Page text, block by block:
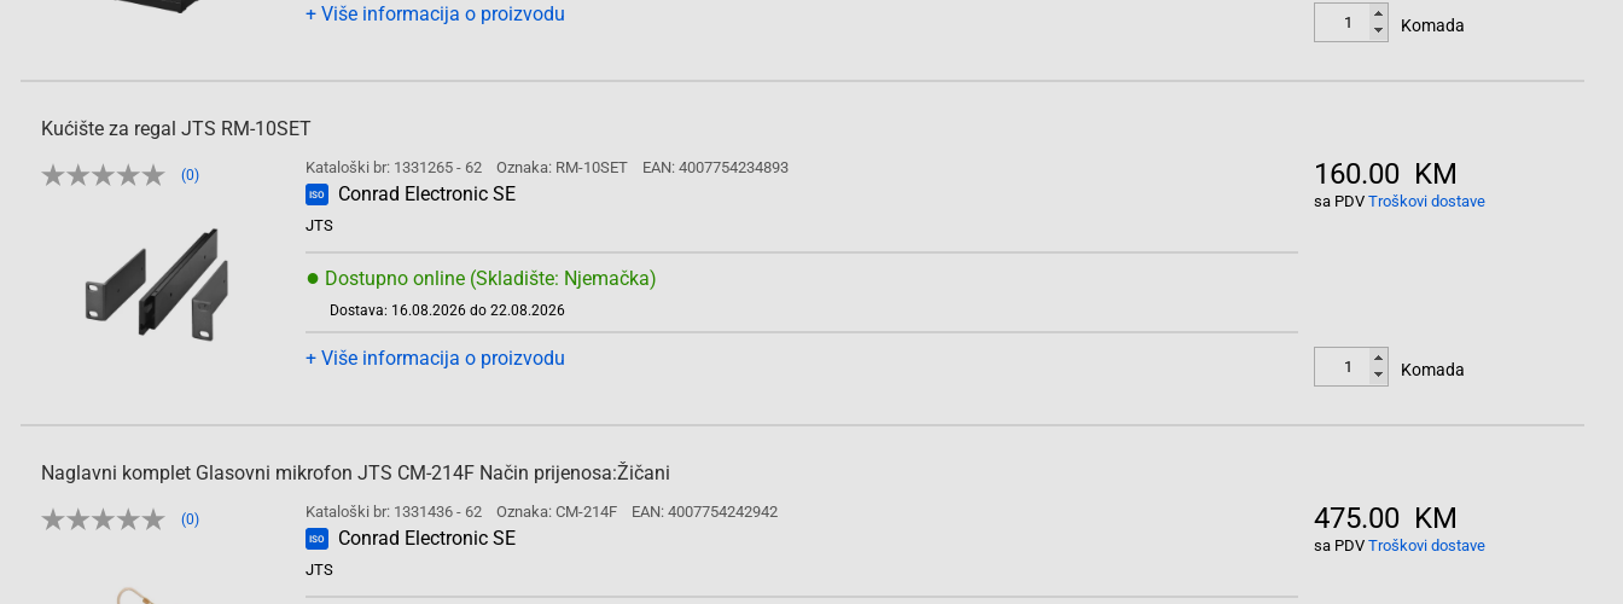
+ Više informacija o proizvodu
Komada
Kućište za regal JTS RM-10SET
(0) Kataloški br: 1331265 - 62 Oznaka: RM-10SET EAN: 4007754234893
ISO Conrad Electronic SE
JTS
● Dostupno online (Skladište: Njemačka)
Dostava: 16.08.2026 do 22.08.2026
+ Više informacija o proizvodu
160.00 KM
sa PDV Troškovi dostave
Komada
Naglavni komplet Glasovni mikrofon JTS CM-214F Način prijenosa:Žičani
(0) Kataloški br: 1331436 - 62 Oznaka: CM-214F EAN: 4007754242942
ISO Conrad Electronic SE
JTS
475.00 KM
sa PDV Troškovi dostave